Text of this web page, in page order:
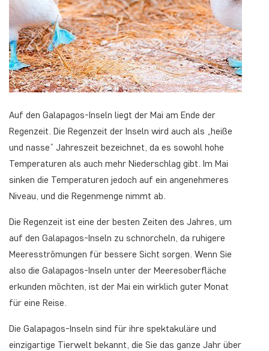
Auf den Galapagos-Inseln liegt der Mai am Ende der
Regenzeit. Die Regenzeit der Inseln wird auch als „heiße
und nasse“ Jahreszeit bezeichnet, da es sowohl hohe
Temperaturen als auch mehr Niederschlag gibt. Im Mai
sinken die Temperaturen jedoch auf ein angenehmeres
Niveau, und die Regenmenge nimmt ab.
Die Regenzeit ist eine der besten Zeiten des Jahres, um
auf den Galapagos-Inseln zu schnorcheln, da ruhigere
Meeresströmungen für bessere Sicht sorgen. Wenn Sie
also die Galapagos-Inseln unter der Meeresoberfläche
erkunden möchten, ist der Mai ein wirklich guter Monat
für eine Reise.
Die Galapagos-Inseln sind für ihre spektakuläre und
einzigartige Tierwelt bekannt, die Sie das ganze Jahr über